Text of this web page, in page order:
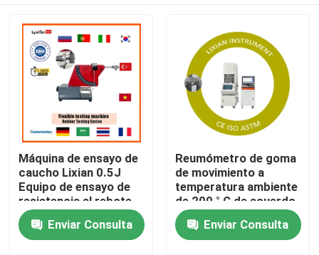
Hogar
productos
Máquina de ensayo de
caucho Lixian 0.5J
Equipo de ensayo de
resistencia al rebote
flexible del caucho
energéticoEnviar Consulta
Reumómetro de goma
de movimiento a
temperatura ambiente
de 200 ° C de acuerdo
con el estándar ISO
6502 Presión 0,5 Mpa-
0,65 Mpa
Enviar Consulta